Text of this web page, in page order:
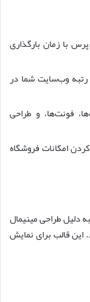
با زمان بارگذاری
وب‌سایت شما در
فونت‌ها، و طراحی
امکانات فروشگاه
دلیل طراحی مینیمال
این قالب برای نمایش